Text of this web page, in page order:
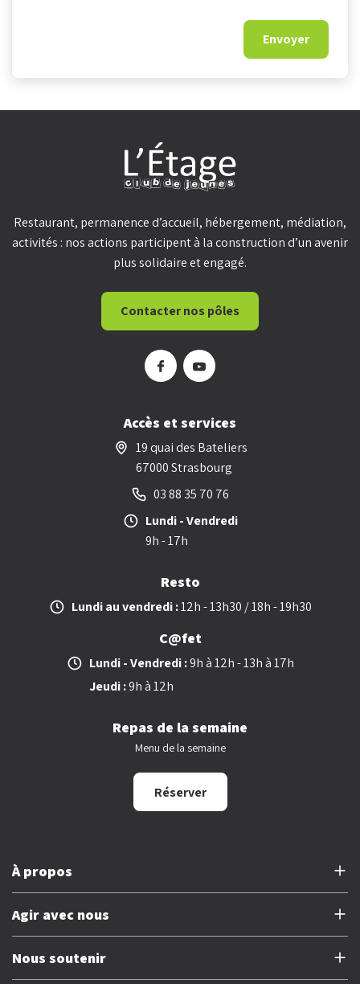
Restaurant, permanence d’accueil, hébergement, médiation,
activités : nos actions participent à la construction d’un avenir
plus solidaire et engagé.
Contacter nos pôles
Accès et services
19 quai des Bateliers
67000 Strasbourg
03 88 35 70 76
Lundi - Vendredi
9h - 17h
Resto
Lundi au vendredi :12h - 13h30 / 18h - 19h30
C@fet
Lundi - Vendredi :9h à 12h - 13h à 17h
Jeudi :9h à 12h
Repas de la semaine
Menu de la semaine
Réserver
À propos
Agir avec nous
Nous soutenir